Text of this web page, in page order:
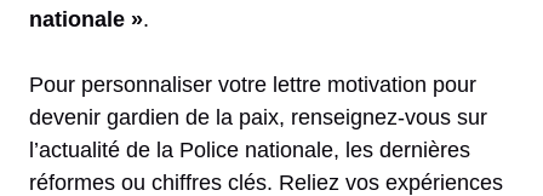
nationale ».
Pour personnaliser votre lettre motivation pour
devenir gardien de la paix, renseignez-vous sur
l’actualité de la Police nationale, les dernières
réformes ou chiffres clés. Reliez vos expériences